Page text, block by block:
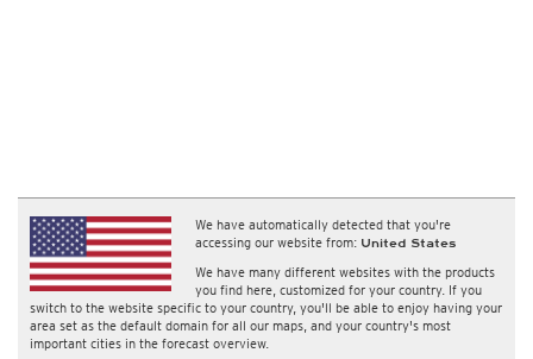
We have automatically detected that you're
accessing our website from: United States
We have many different websites with the products
you find here, customized for your country. If you
switch to the website specific to your country, you'll be able to enjoy having your
area set as the default domain for all our maps, and your country's most
important cities in the forecast overview.